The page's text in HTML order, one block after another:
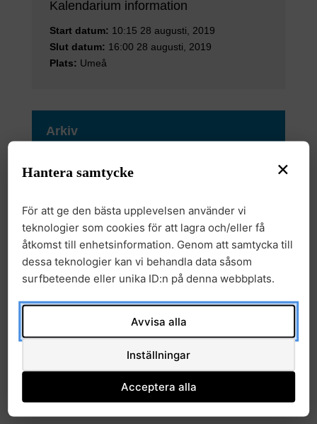
Kalendarium information
Start datum: 10:15 28 augusti, 2019
Slut datum: 16:00 28 augusti, 2019
Plats: Umeå
Arkiv
2026
2024
2023
2022
2021
2019
×
Hantera samtycke
För att ge den bästa upplevelsen använder vi
teknologier som cookies för att lagra och/eller få
åtkomst till enhetsinformation. Genom att samtycka till
dessa teknologier kan vi behandla data såsom
surfbeteende eller unika ID:n på denna webbplats.
Avvisa alla
Inställningar
Acceptera alla